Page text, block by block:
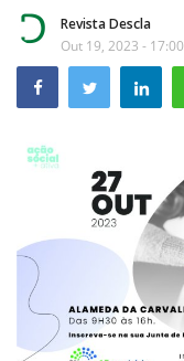
Desporto
Sobre Nós
Educação
Estatuto Editorial
Saúde
Revista Descla
Out 19, 2023 - 17:00